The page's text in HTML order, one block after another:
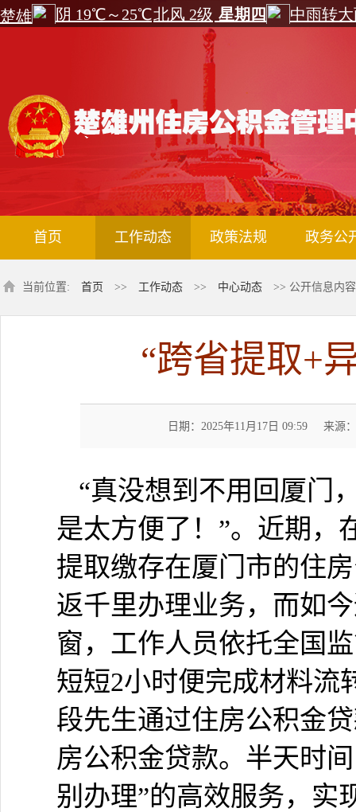
首页 工作动态 政策法规 政务公
当前位置: 首页 >> 工作动态 >> 中心动态 >> 公开信息内容
“跨省提取+
日期：2025年11月17日 09:59 来源：
“真没想到不用回厦门
是太方便了！”。近期，
提取缴存在厦门市的住
返千里办理业务，而如
窗，工作人员依托全国
短短2小时便完成材料流
段先生通过住房公积金
房公积金贷款。半天时
别办理”的高效服务，实